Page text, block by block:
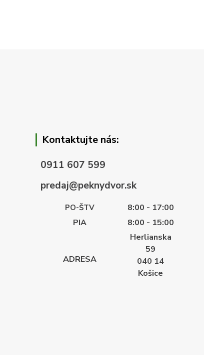
Kontaktujte nás:
0911 607 599
predaj@peknydvor.sk
PO-ŠTV
8:00 - 17:00
PIA
8:00 - 15:00
ADRESA
Herlianska
59
040 14
Košice